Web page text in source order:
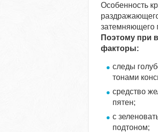
Особенность
затемняющего
Поэтому при
факторы:
следы
тонами
средство
пятен;
с
подтоном;